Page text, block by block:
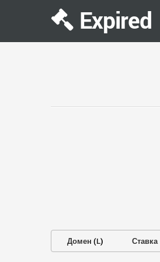
Expired
Домен (L) Ставка